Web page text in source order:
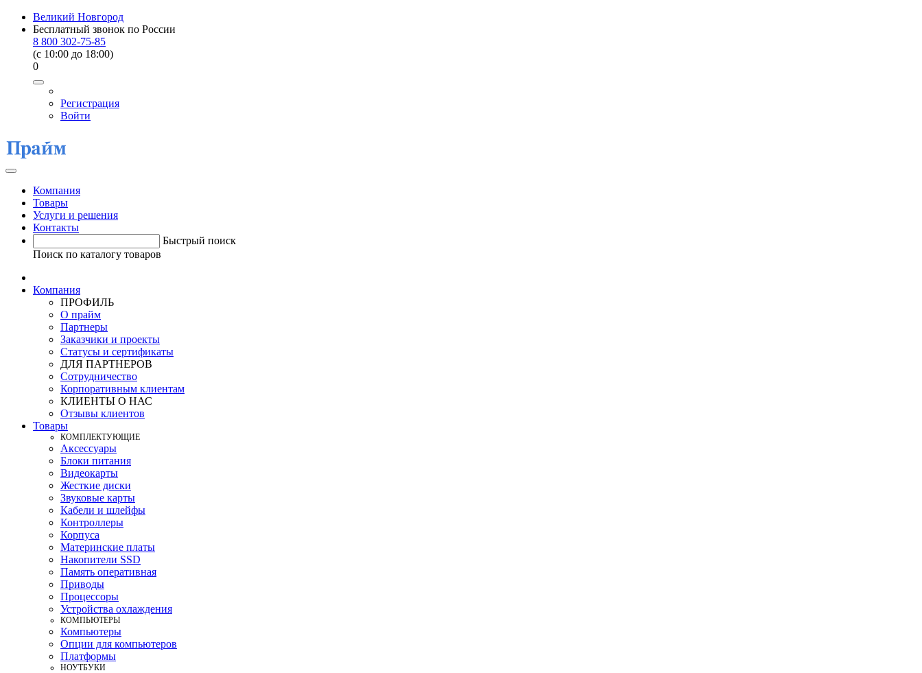
Великий Новгород
Бесплатный звонок по России
8 800 302-75-85
(c 10:00 до 18:00)
0
Регистрация
Войти
Компания
Товары
Услуги и решения
Контакты
Быстрый поиск
Поиск по каталогу товаров
Компания
ПРОФИЛЬ
О прайм
Партнеры
Заказчики и проекты
Статусы и сертификаты
ДЛЯ ПАРТНЕРОВ
Сотрудничество
Корпоративным клиентам
КЛИЕНТЫ О НАС
Отзывы клиентов
Товары
КOМПЛЕКТУЮЩИЕ
Аксессуары
Блоки питания
Видеокарты
Жесткие диски
Звуковые карты
Кабели и шлейфы
Контроллеры
Корпуса
Материнские платы
Накопители SSD
Память оперативная
Приводы
Процессоры
Устройства охлаждения
КОМПЬЮТЕРЫ
Компьютеры
Опции для компьютеров
Платформы
НОУТБУКИ